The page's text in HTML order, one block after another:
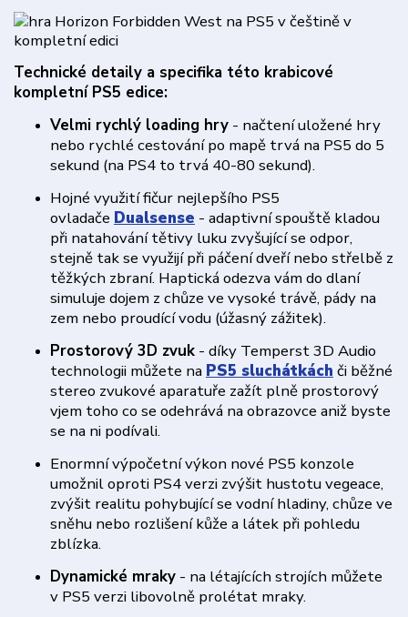
Technické detaily a specifika této krabicové
kompletní PS5 edice:
Velmi rychlý loading hry - načtení uložené hry
nebo rychlé cestování po mapě trvá na PS5 do 5
sekund (na PS4 to trvá 40-80 sekund).
Hojné využití fičur nejlepšího PS5
ovladače Dualsense - adaptivní spouště kladou
při natahování tětivy luku zvyšující se odpor,
stejně tak se využijí při páčení dveří nebo střelbě z
těžkých zbraní. Haptická odezva vám do dlaní
simuluje dojem z chůze ve vysoké trávě, pády na
zem nebo proudící vodu (úžasný zážitek).
Prostorový 3D zvuk - díky Temperst 3D Audio
technologii můžete na PS5 sluchátkách či běžné
stereo zvukové aparatuře zažít plně prostorový
vjem toho co se odehrává na obrazovce aniž byste
se na ni podívali.
Enormní výpočetní výkon nové PS5 konzole
umožnil oproti PS4 verzi zvýšit hustotu vegeace,
zvýšit realitu pohybující se vodní hladiny, chůze ve
sněhu nebo rozlišení kůže a látek při pohledu
zblízka.
Dynamické mraky - na létajících strojích můžete
v PS5 verzi libovolně prolétat mraky.